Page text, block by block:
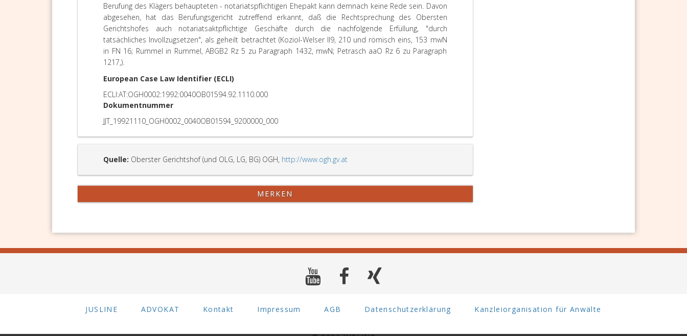
Berufung des Klägers behaupteten - notariatspflichtigen Ehepakt kann demnach keine Rede sein. Davon
abgesehen, hat das Berufungsgericht zutreffend erkannt, daß die Rechtsprechung des Obersten
Gerichtshofes auch notariatsaktpflichtige Geschäfte durch die nachfolgende Erfüllung, "durch
tatsächliches Invollzugsetzen", als geheilt betrachtet (Koziol-Welser II9, 210 und römisch eins, 153 mwN
in FN 16; Rummel in Rummel, ABGB2 Rz 5 zu Paragraph 1432, mwN; Petrasch aaO Rz 6 zu Paragraph
1217,).
European Case Law Identifier (ECLI)
ECLI:AT:OGH0002:1992:0040OB01594.92.1110.000
Dokumentnummer
JJT_19921110_OGH0002_0040OB01594_9200000_000
Quelle: Oberster Gerichtshof (und OLG, LG, BG) OGH, http://www.ogh.gv.at
MERKEN
JUSLINE ADVOKAT Kontakt Impressum AGB Datenschutzerklärung Kanzleiorganisation für Anwälte